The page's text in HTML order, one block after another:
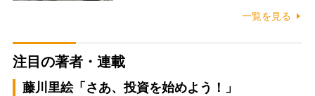
一覧を見る
注目の著者・連載
藤川里絵「さあ、投資を始めよう！」